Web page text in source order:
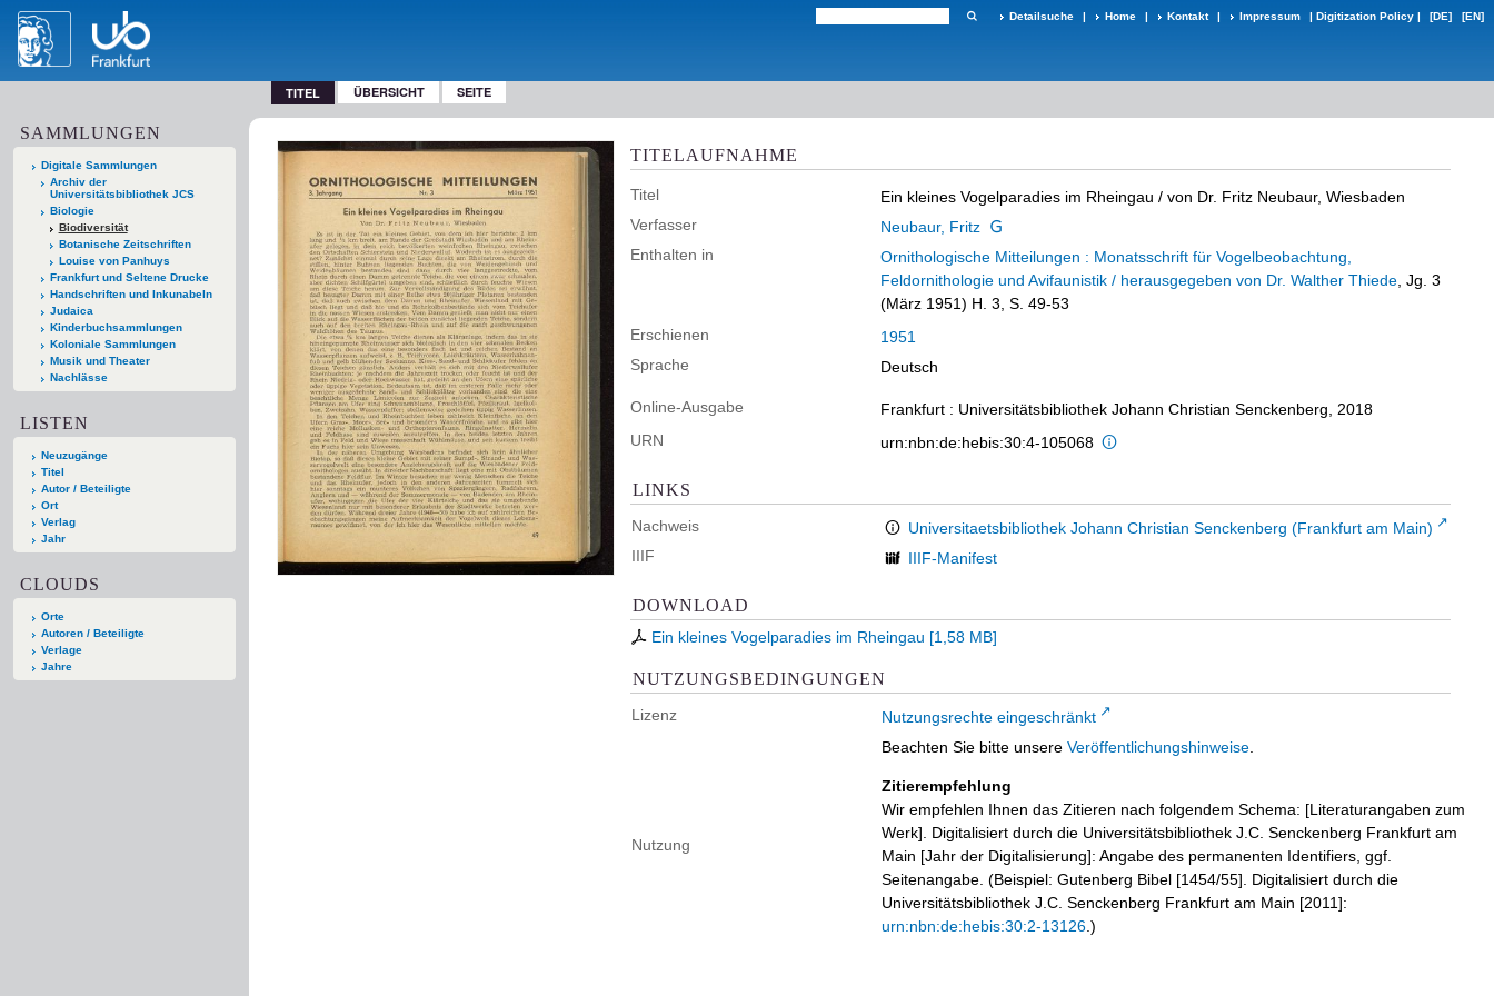
Detailsuche | Home | Kontakt | Impressum | Digitization Policy | [DE] [EN]
TITEL ÜBERSICHT SEITE
SAMMLUNGEN
Digitale Sammlungen
Archiv der
Universitätsbibliothek JCS
Biologie
Biodiversität
Botanische Zeitschriften
Louise von Panhuys
Frankfurt und Seltene Drucke
Handschriften und Inkunabeln
Judaica
Kinderbuchsammlungen
Koloniale Sammlungen
Musik und Theater
Nachlässe
LISTEN
Neuzugänge
Titel
Autor / Beteiligte
Ort
Verlag
Jahr
CLOUDS
Orte
Autoren / Beteiligte
Verlage
Jahre
TITELAUFNAHME
Titel Ein kleines Vogelparadies im Rheingau / von Dr. Fritz Neubaur, Wiesbaden
Verfasser
Neubaur, Fritz
Enthalten in
Ornithologische Mitteilungen : Monatsschrift für Vogelbeobachtung,
Feldornithologie und Avifaunistik / herausgegeben von Dr. Walther Thiede , Jg. 3
(März 1951) H. 3, S. 49-53
Erschienen
1951
Sprache
Deutsch
Online-Ausgabe
Frankfurt : Universitätsbibliothek Johann Christian Senckenberg, 2018
URN
urn:nbn:de:hebis:30:4-105068
LINKS
Nachweis
Universitaetsbibliothek Johann Christian Senckenberg (Frankfurt am Main)
IIIF
IIIF-Manifest
DOWNLOAD
Ein kleines Vogelparadies im Rheingau [1,58 MB]
NUTZUNGSBEDINGUNGEN
Lizenz Nutzungsrechte eingeschränkt
Nutzung
Beachten Sie bitte unsere Veröffentlichungshinweise
Zitierempfehlung
Wir empfehlen Ihnen das Zitieren nach folgendem Schema: [Literaturangaben zum
Werk]. Digitalisiert durch die Universitätsbibliothek J.C. Senckenberg Frankfurt am
Main [Jahr der Digitalisierung]: Angabe des permanenten Identifiers, ggf.
Seitenangabe. (Beispiel: Gutenberg Bibel [1454/55]. Digitalisiert durch die
Universitätsbibliothek J.C. Senckenberg Frankfurt am Main [2011]:
urn:nbn:de:hebis:30:2-13126 .)